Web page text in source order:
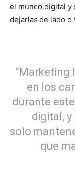
el mundo digital y
dejarlas de lado o
“Marketing
en los
durante
digital, y
solo
que